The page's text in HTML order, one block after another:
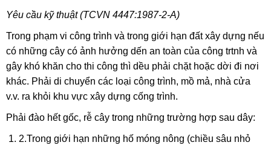
Yêu cầu kỹ thuật (TCVN 4447:1987-2-A)
Trong phạm vi công trình và trong giới hạn đất xây dựng nếu
có những cây có ảnh hưởng dến an toàn của công trtnh và
gây khó khăn cho thi công thì dều phải chặt hoặc dời đi nơi
khác. Phải di chuyển các loại công trình, mồ mả, nhà cửa
v.v. ra khỏi khu vực xây dựng cống trình.
Phải đào hết gốc, rễ cây trong những trường hợp sau dây:
2.Trong giới hạn những hố móng nông (chiều sâu nhỏ